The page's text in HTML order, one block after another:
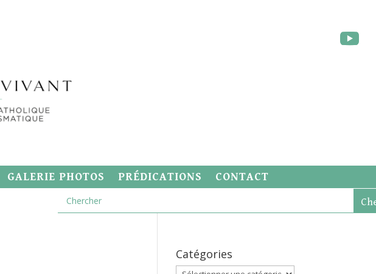
GALERIE PHOTOS PRÉDICATIONS CONTACT
Catégories